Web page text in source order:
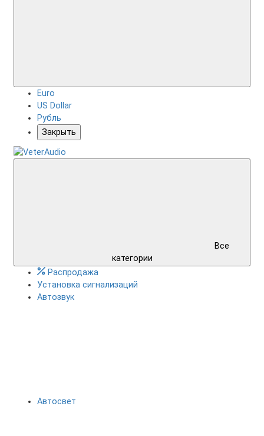
Euro
US Dollar
Рубль
Закрыть
Все
категории
Распродажа
Установка сигнализаций
Автозвук
Автосвет